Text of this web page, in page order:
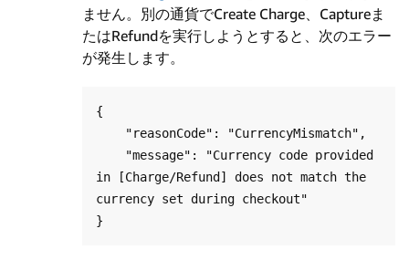
ません。別の通貨でCreate Charge、Captureま
たはRefundを実行しようとすると、次のエラー
が発生します。
{
in [Charge/Refund] does not match the
currency set during checkout"